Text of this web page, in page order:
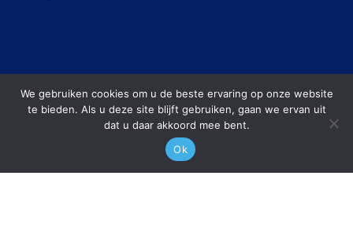
© 2026Schoen & Zonen Betonboringen
SitemapPrivacy
We gebruiken cookies om u de beste ervaring op onze website
te bieden. Als u deze site blijft gebruiken, gaan we ervan uit
dat u daar akkoord mee bent.
Ok